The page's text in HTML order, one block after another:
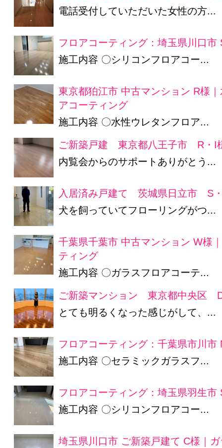
電話受付していただいた女性の方...
フロアコーティング：埼玉県川口市
施工内容 〇シリコンフロアコー...
東京都狛江市 中古マンション R様
アコーティング
施工内容 〇水性ウレタンフロア...
ご新築戸建 東京都八王子市 R・I
内覧会からのサポートありがとう...
入居済み戸建て 茨城県日立市 S
犬を飼っていてフローリングがつ...
千葉県千葉市 中古マンション W様
ティング
施工内容 〇ガラスフロアコーテ...
ご新築マンション 東京都中央区
とても明るくなった感じがして、...
フロアコーティング：千葉県市川市
施工内容 〇セラミックガラスフ...
フロアコーティング：埼玉県羽生市
施工内容 〇シリコンフロアコー...
埼玉県川口市 ご新築戸建て C様｜